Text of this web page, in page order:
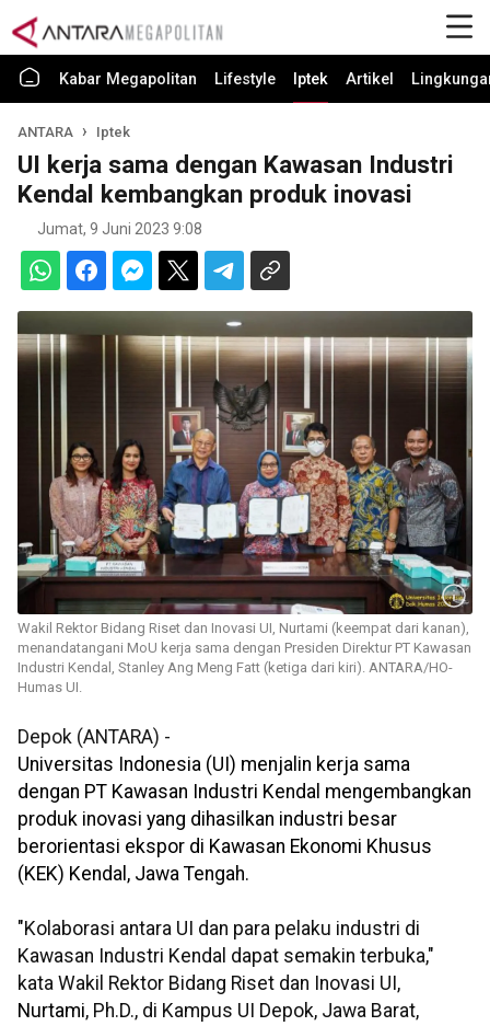
Kabar Megapolitan Lifestyle Iptek Artikel
ANTARA Iptek
UI kerja sama dengan Kawasan Industri
Kendal kembangkan produk inovasi
Jumat, 9 Juni 2023 9:08
Wakil Rektor Bidang Riset dan Inovasi UI, Nurtami (keempat dari kanan),
menandatangani MoU kerja sama dengan Presiden Direktur PT Kawasan
Industri Kendal, Stanley Ang Meng Fatt (ketiga dari kiri). ANTARA/HO-
Humas UI.
Depok (ANTARA) -
Universitas Indonesia (UI) menjalin kerja sama
dengan PT Kawasan Industri Kendal mengembangkan
produk inovasi yang dihasilkan industri besar
berorientasi ekspor di Kawasan Ekonomi Khusus
(KEK) Kendal, Jawa Tengah.
"Kolaborasi antara UI dan para pelaku industri di
Kawasan Industri Kendal dapat semakin terbuka,"
kata Wakil Rektor Bidang Riset dan Inovasi UI,
Nurtami, Ph.D., di Kampus UI Depok, Jawa Barat,